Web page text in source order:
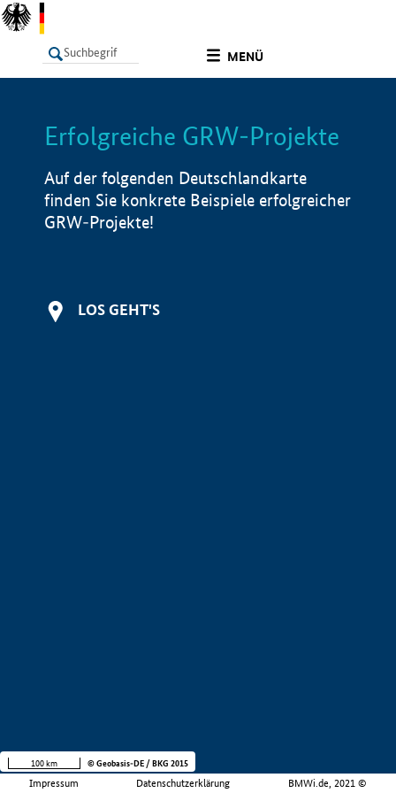
MENÜ
LISTE Info
Erfolgreiche GRW-Projekte
Auf der folgenden Deutschlandkarte
finden Sie konkrete Beispiele erfolgreicher
GRW-Projekte!
LOS GEHT'S
Impressum Datenschutzerklärung BMWi.de, 2021 ©
100 km © Geobasis-DE / BKG 2015